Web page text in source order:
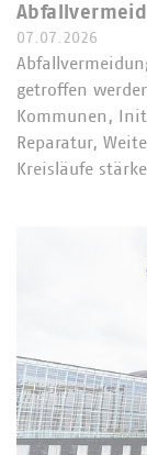
07.07.2026
getroffen
Kommunen,
Reparatur,
Kreisläufe